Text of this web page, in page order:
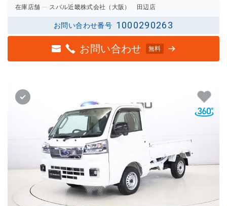
在庫店舗 スバル近畿株式会社（大阪） 田辺店
お問い合わせ番号 1000290263
お問い合わせ 無料